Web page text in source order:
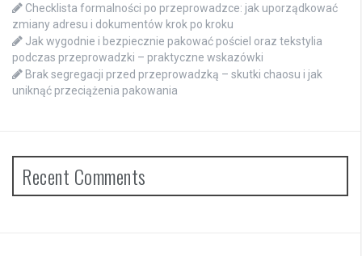
Checklista formalności po przeprowadzce: jak uporządkować
zmiany adresu i dokumentów krok po kroku
Jak wygodnie i bezpiecznie pakować pościel oraz tekstylia
podczas przeprowadzki – praktyczne wskazówki
Brak segregacji przed przeprowadzką – skutki chaosu i jak
uniknąć przeciążenia pakowania
Recent Comments